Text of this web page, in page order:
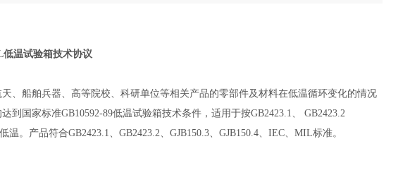
低温试验箱技术协议
、船舶兵器、高等院校、科研单位等相关产品的零部件及材料在低温循环变化的情况
到国家标准GB10592-89低温试验箱技术条件，适用于按GB2423.1、 GB2423.2
产品符合GB2423.1、GB2423.2、GJB150.3、GJB150.4、IEC、MIL标准。